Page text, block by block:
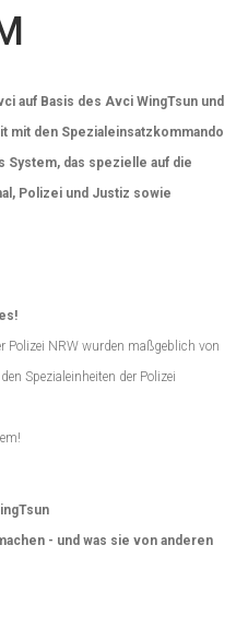
auf Basis des Avci WingTsun und
mit den Spezialeinsatzkommando
System, das spezielle auf die
Polizei und Justiz sowie
Polizei NRW wurden maßgeblich von
Spezialeinheiten der Polizei
- und was sie von anderen